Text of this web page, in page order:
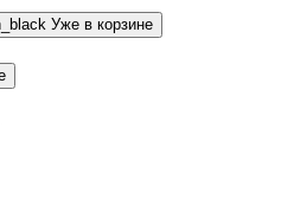
Уже в корзине